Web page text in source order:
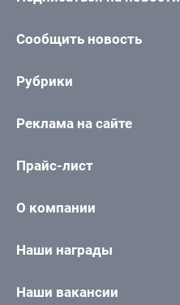
Сообщить новость
Рубрики
Реклама на сайте
Прайс-лист
О компании
Наши награды
Наши вакансии